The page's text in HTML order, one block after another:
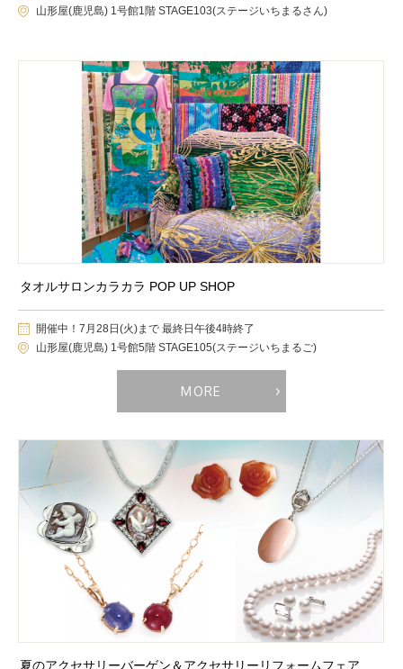
山形屋(鹿児島) 1号館1階 STAGE103(ステージいちまるさん)
タオルサロンカラカラ POP UP SHOP
開催中！7月28日(火)まで 最終日午後4時終了
山形屋(鹿児島) 1号館5階 STAGE105(ステージいちまるご)
MORE
夏のアクセサリーバーゲン＆アクセサリーリフォームフェア